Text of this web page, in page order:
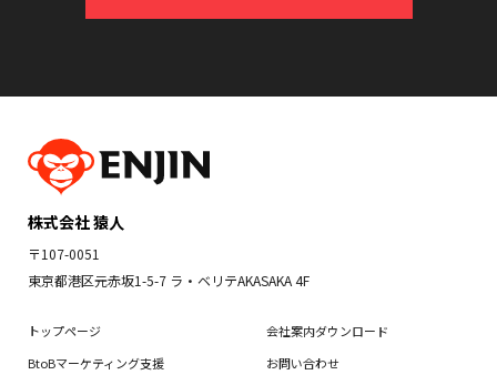
株式会社 猿人
〒107-0051
東京都港区元赤坂1-5-7 ラ・ベリテAKASAKA 4F
トップページ
BtoBマーケティング支援
会社案内ダウンロード
お問い合わせ